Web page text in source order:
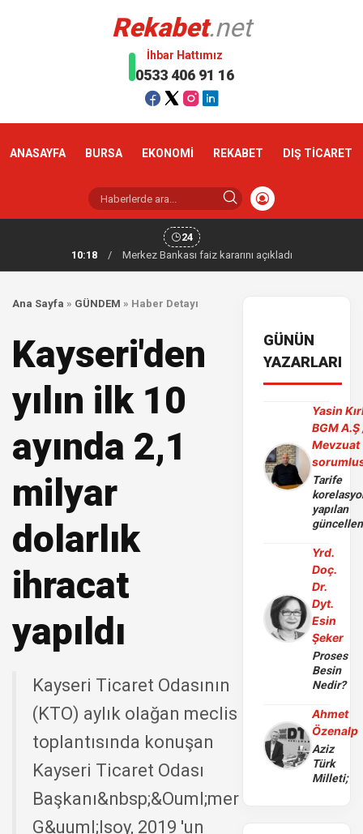
Rekabet.net
İhbar Hattımız
0533 406 91 16
ANASAYFA BURSA EKONOMİ REKABET DIŞ TİCARET
24
10:18
/ Merkez Bankası faiz kararını açıkladı
Ana Sayfa » GÜNDEM » Haber Detayı
Kayseri'den
yılın ilk 10
ayında 2,1
milyar
dolarlık
ihracat
yapıldı
Kayseri Ticaret Odasının
(KTO) aylık olağan meclis
toplantısında konuşan
Kayseri Ticaret Odası
Başkanı&nbsp;&Ouml;mer
G&uuml;lsoy, 2019 'un
GÜNÜN
YAZARLARI
Yasin
BGM A.Ş
Mevzuat
Tarife
yapılan
Yrd.
Doç.
Dr.
Dyt.
Esin
Şeker
Proses
Besin
Nedir?
Ahmet
Özenalp
Aziz
Türk
Milleti;